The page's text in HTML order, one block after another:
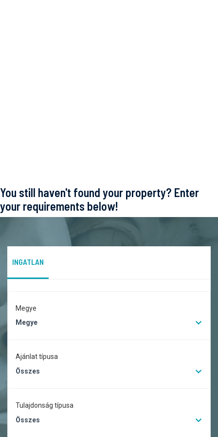
You still haven't found your property? Enter
your requirements below!
INGATLAN
Megye
Megye
Ajánlat típusa
Összes
Tulajdonság típusa
Összes